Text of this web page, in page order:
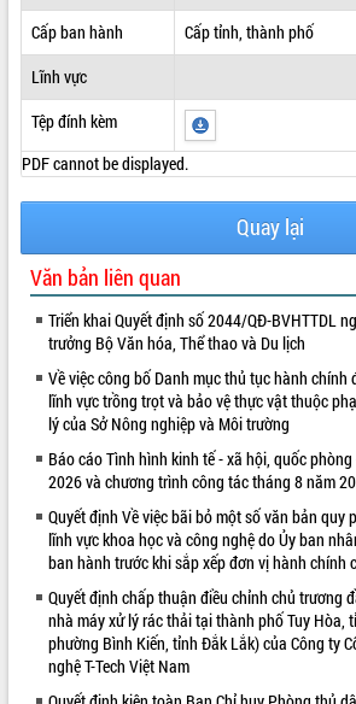
QUY HOẠCH - KẾ HOẠCH
VIDEO
Cấp ban hành
Cấp tỉnh, thành phố
Lĩnh vực
Tệp đính kèm
PDF cannot be displayed.
Quay lại
Văn bản liên quan
Triển khai Quyết định số 2044/QĐ-BVHTTDL
trưởng Bộ Văn hóa, Thể thao và Du lịch
Về việc công bố Danh mục thủ tục hành chính
lĩnh vực trồng trọt và bảo vệ thực vật thuộc
lý của Sở Nông nghiệp và Môi trường
Báo cáo Tình hình kinh tế - xã hội, quốc
2026 và chương trình công tác tháng 8 năm
Quyết định Về việc bãi bỏ một số văn bản quy
lĩnh vực khoa học và công nghệ do Ủy ban
ban hành trước khi sắp xếp đơn vị hành chính
Quyết định chấp thuận điều chỉnh chủ trương
nhà máy xử lý rác thải tại thành phố Tuy Hòa,
phường Bình Kiến, tỉnh Đắk Lắk) của Công ty
nghệ T-Tech Việt Nam